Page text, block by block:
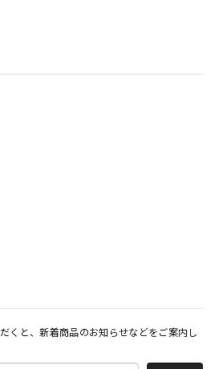
くと、新着商品のお知らせなどをご案内し